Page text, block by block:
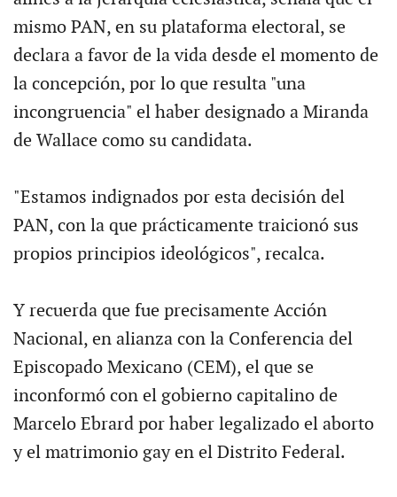
mismo PAN, en su plataforma electoral, se
declara a favor de la vida desde el momento de
la concepción, por lo que resulta "una
incongruencia" el haber designado a Miranda
de Wallace como su candidata.
"Estamos indignados por esta decisión del
PAN, con la que prácticamente traicionó sus
propios principios ideológicos", recalca.
Y recuerda que fue precisamente Acción
Nacional, en alianza con la Conferencia del
Episcopado Mexicano (CEM), el que se
inconformó con el gobierno capitalino de
Marcelo Ebrard por haber legalizado el aborto
y el matrimonio gay en el Distrito Federal.